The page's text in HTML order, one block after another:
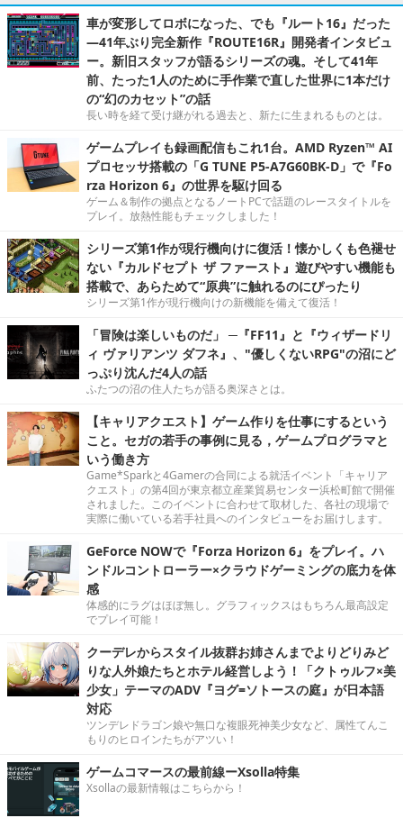
車が変形してロボになった、でも『ルート16』だった
―41年ぶり完全新作『ROUTE16R』開発者インタビュ
ー。新旧スタッフが語るシリーズの魂。そして41年
前、たった1人のために手作業で直した世界に1本だけ
の“幻のカセット”の話
長い時を経て受け継がれる過去と、新たに生まれるものとは。
ゲームプレイも録画配信もこれ1台。AMD Ryzen™ AI
プロセッサ搭載の「G TUNE P5-A7G60BK-D」で『Fo
rza Horizon 6』の世界を駆け回る
ゲーム＆制作の拠点となるノートPCで話題のレースタイトルを
プレイ。放熱性能もチェックしました！
シリーズ第1作が現行機向けに復活！懐かしくも色褪せ
ない『カルドセプト ザ ファースト』遊びやすい機能も
搭載で、あらためて“原典”に触れるのにぴったり
シリーズ第1作が現行機向けの新機能を備えて復活！
「冒険は楽しいものだ」 ─『FF11』と『ウィザードリ
ィ ヴァリアンツ ダフネ』、"優しくないRPG"の沼にど
っぷり沈んだ4人の話
ふたつの沼の住人たちが語る奥深さとは。
【キャリアクエスト】ゲーム作りを仕事にするという
こと。セガの若手の事例に見る，ゲームプログラマと
いう働き方
Game*Sparkと4Gamerの合同による就活イベント「キャリア
クエスト」の第4回が東京都立産業貿易センター浜松町館で開催
されました。このイベントに合わせて取材した、各社の現場で
実際に働いている若手社員へのインタビューをお届けします。
GeForce NOWで『Forza Horizon 6』をプレイ。ハ
ンドルコントローラー×クラウドゲーミングの底力を体
感
体感的にラグはほぼ無し。グラフィックスはもちろん最高設定
でプレイ可能！
クーデレからスタイル抜群お姉さんまでよりどりみど
りな人外娘たちとホテル経営しよう！「クトゥルフ×美
少女」テーマのADV『ヨグ=ソトースの庭』が日本語
対応
ツンデレドラゴン娘や無口な複眼死神美少女など、属性てんこ
もりのヒロインたちがアツい！
ゲームコマースの最前線ーXsolla特集
Xsollaの最新情報はこちらから！